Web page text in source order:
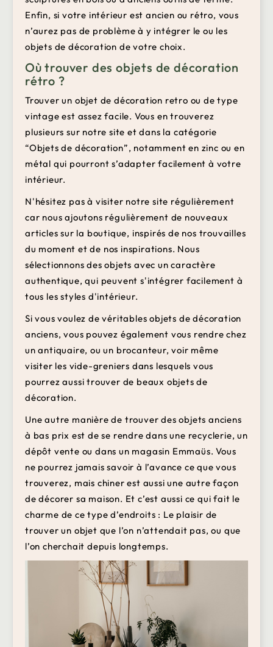
Enfin, si votre intérieur est ancien ou rétro, vous
n’aurez pas de problème à y intégrer le ou les
objets de décoration de votre choix.
Où trouver des objets de décoration
rétro ?
Trouver un objet de décoration retro ou de type
vintage est assez facile. Vous en trouverez
plusieurs sur notre site et dans la catégorie
“Objets de décoration”, notamment en zinc ou en
métal qui pourront s’adapter facilement à votre
intérieur.
N'hésitez pas à visiter notre site régulièrement
car nous ajoutons régulièrement de nouveaux
articles sur la boutique, inspirés de nos trouvailles
du moment et de nos inspirations. Nous
sélectionnons des objets avec un caractère
authentique, qui peuvent s'intégrer facilement à
tous les styles d'intérieur.
Si vous voulez de véritables objets de décoration
anciens, vous pouvez également vous rendre chez
un antiquaire, ou un brocanteur, voir même
visiter les vide-greniers dans lesquels vous
pourrez aussi trouver de beaux objets de
décoration.
Une autre manière de trouver des objets anciens
à bas prix est de se rendre dans une recyclerie, un
dépôt vente ou dans un magasin Emmaüs. Vous
ne pourrez jamais savoir à l’avance ce que vous
trouverez, mais chiner est aussi une autre façon
de décorer sa maison. Et c’est aussi ce qui fait le
charme de ce type d’endroits : Le plaisir de
trouver un objet que l’on n’attendait pas, ou que
l’on cherchait depuis longtemps.